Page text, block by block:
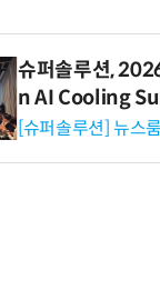
슈퍼솔루션,
n AI Cooling
리 성료
[슈퍼솔루션] 뉴스